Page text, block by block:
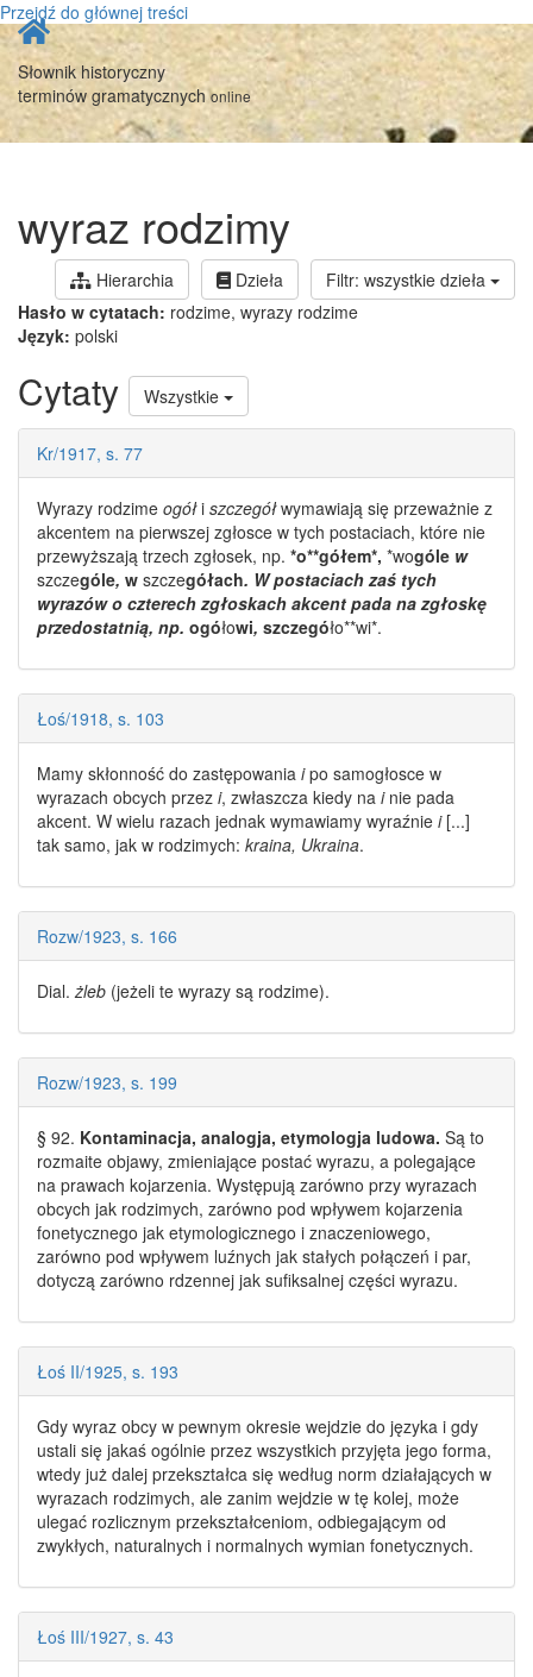
Przejdź do głównej treści
Strona
główna
Słownik historyczny
terminów gramatycznychonline
wyraz rodzimy
Hierarchia Dzieła
Filtr: wszystkie dzieła
Hasło w cytatach: rodzime, wyrazy rodzime
Język: polski
Cytaty Wszystkie
Kr/1917, s. 77
Wyrazy rodzime ogółi szczegółwymawiają się przeważnie z
akcentem na pierwszej zgłosce w tych postaciach, które nie
przewyższają trzech zgłosek, np. *o**gółem*, *wogóle w
szczególe, w szczegółach. W postaciach zaś tych
wyrazów o czterech zgłoskach akcent pada na zgłoskę
przedostatnią, np. ogółowi, szczegóło**wi*.
Łoś/1918, s. 103
Mamy skłonność do zastępowania ipo samogłosce w
wyrazach obcych przez i, zwłaszcza kiedy na inie pada
akcent. W wielu razach jednak wymawiamy wyraźnie i[...]
tak samo, jak w rodzimych: kraina, Ukraina.
Rozw/1923, s. 166
Dial. żleb (jeżeli te wyrazy są rodzime).
Rozw/1923, s. 199
§ 92. Kontaminacja, analogja, etymologja ludowa. Są to
rozmaite objawy, zmieniające postać wyrazu, a polegające
na prawach kojarzenia. Występują zarówno przy wyrazach
obcych jak rodzimych, zarówno pod wpływem kojarzenia
fonetycznego jak etymologicznego i znaczeniowego,
zarówno pod wpływem luźnych jak stałych połączeń i par,
dotyczą zarówno rdzennej jak sufiksalnej części wyrazu.
Łoś II/1925, s. 193
Gdy wyraz obcy w pewnym okresie wejdzie do języka i gdy
ustali się jakaś ogólnie przez wszystkich przyjęta jego forma,
wtedy już dalej przekształca się według norm działających w
wyrazach rodzimych, ale zanim wejdzie w tę kolej, może
ulegać rozlicznym przekształceniom, odbiegającym od
zwykłych, naturalnych i normalnych wymian fonetycznych.
Łoś III/1927, s. 43